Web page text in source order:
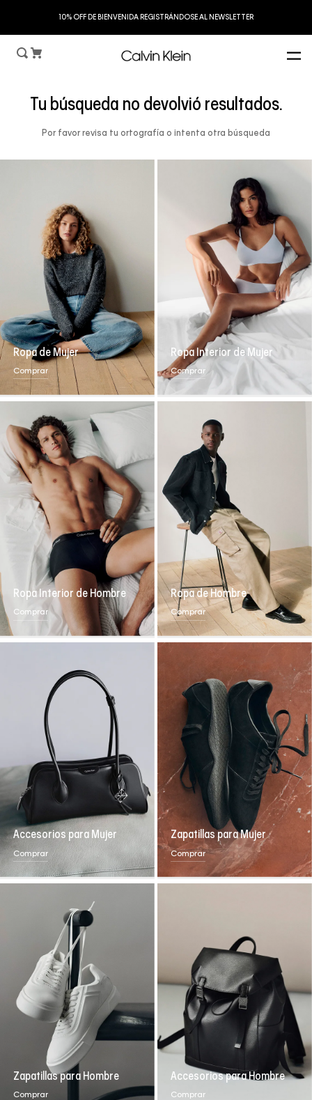
10% OFF DE BIENVENIDA REGISTRÁNDOSE AL NEWSLETTER
Tu búsqueda no devolvió resultados.
Por favor revisa tu ortografía o intenta otra búsqueda
Ropa de Mujer
Comprar
Ropa Interior de Mujer
Comprar
Ropa Interior de Hombre
Comprar
Ropa de Hombre
Comprar
Accesorios para Mujer
Comprar
Zapatillas para Mujer
Comprar
Zapatillas para Hombre
Comprar
Accesorios para Hombre
Comprar